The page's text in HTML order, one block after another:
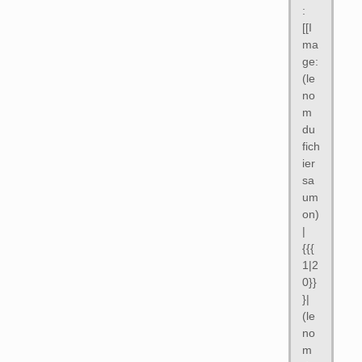
:
[[I
ma
ge:
(le
no
m
du
fich
ier
sa
um
on)
|
{{{
1|2
0}}
}|
(le
no
m